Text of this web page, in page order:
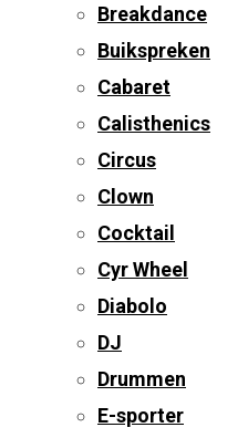
Breakdance
Buikspreken
Cabaret
Calisthenics
Circus
Clown
Cocktail
Cyr Wheel
Diabolo
DJ
Drummen
E-sporter